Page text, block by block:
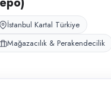
İstanbul Kartal Türkiye
Mağazacılık & Perakendecilik